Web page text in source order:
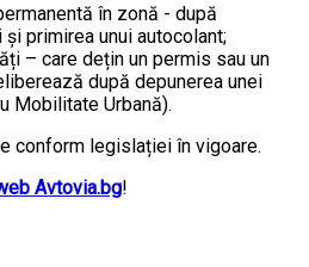
în zonă - după
primirea unui autocolant;
– care dețin un permis sau un
după depunerea unei
Mobilitate Urbană).
conform legislației în vigoare.
Avtovia.bg!